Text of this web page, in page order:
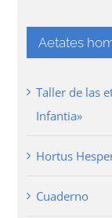
Aetates
Taller de las
Infantia»
Hortus
Cuaderno